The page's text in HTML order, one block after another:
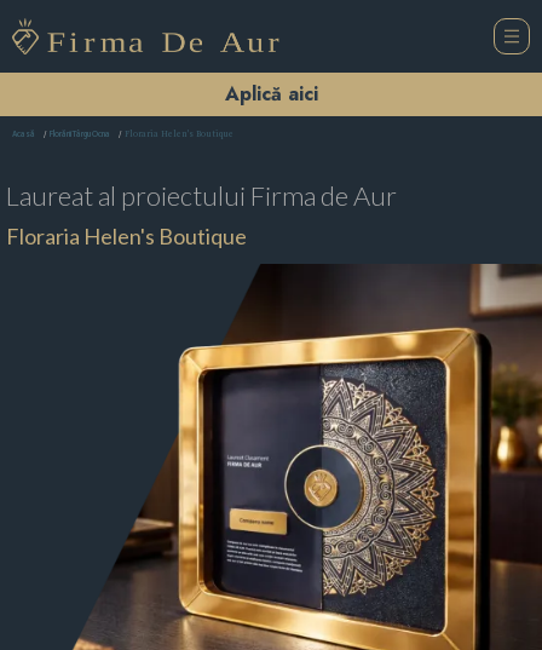
Aplică aici
Acasă Florării Târgu Ocna Floraria Helen's Boutique
Laureat al proiectului Firma de Aur
Floraria Helen's Boutique